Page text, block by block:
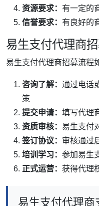
资源要求： 有一定的
信誉要求： 有良好的
易生支付代理商
易生支付代理商招募流程
咨询了解： 通过电话
策
提交申请： 填写代理
资质审核： 易生支付
签订协议： 审核通过
培训学习： 参加易生
正式运营： 获得代理
易生支付代理商